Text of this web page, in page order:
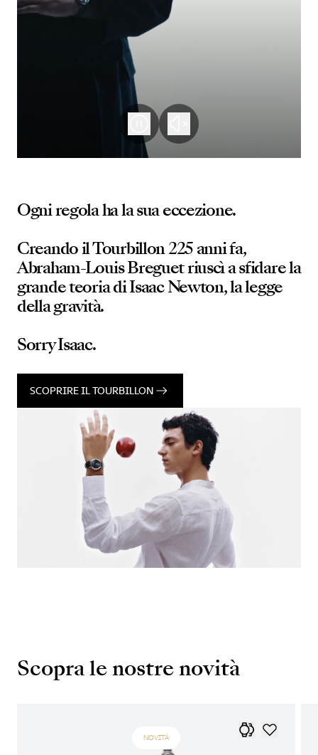
Ogni regola ha la sua eccezione.
Creando il Tourbillon 225 anni fa,
Abraham-Louis Breguet riuscì a sfidare la
grande teoria di Isaac Newton, la legge
della gravità.
Sorry Isaac.
SCOPRIRE IL TOURBILLON
Scopra le nostre novità
NOVITÀ